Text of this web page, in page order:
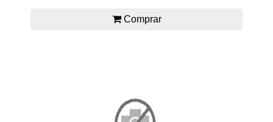
Comprar